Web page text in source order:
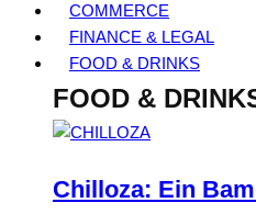
COMMERCE
FINANCE & LEGAL
FOOD & DRINKS
FOOD &
Chilloza: Ein